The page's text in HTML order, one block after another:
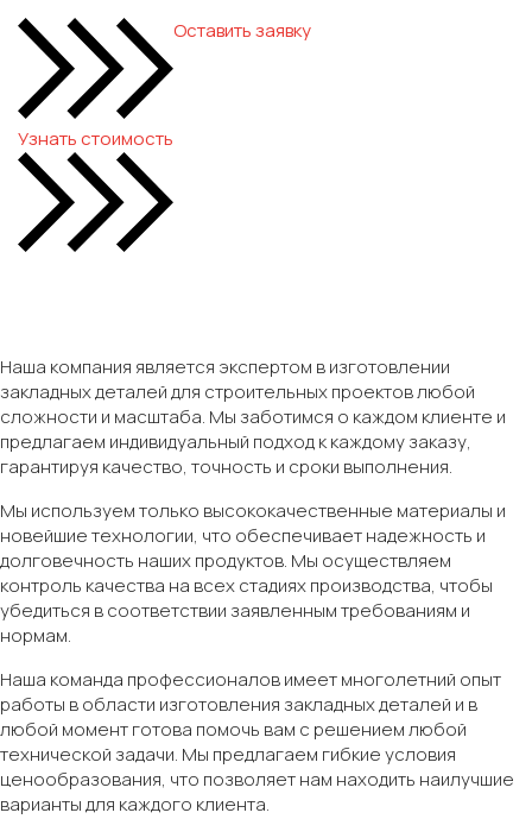
Узнать стоимость
Оставить заявку
Наша компания является экспертом в изготовлении
закладных деталей для строительных проектов любой
сложности и масштаба. Мы заботимся о каждом клиенте и
предлагаем индивидуальный подход к каждому заказу,
гарантируя качество, точность и сроки выполнения.
Мы используем только высококачественные материалы и
новейшие технологии, что обеспечивает надежность и
долговечность наших продуктов. Мы осуществляем
контроль качества на всех стадиях производства, чтобы
убедиться в соответствии заявленным требованиям и
нормам.
Наша команда профессионалов имеет многолетний опыт
работы в области изготовления закладных деталей и в
любой момент готова помочь вам с решением любой
технической задачи. Мы предлагаем гибкие условия
ценообразования, что позволяет нам находить наилучшие
варианты для каждого клиента.